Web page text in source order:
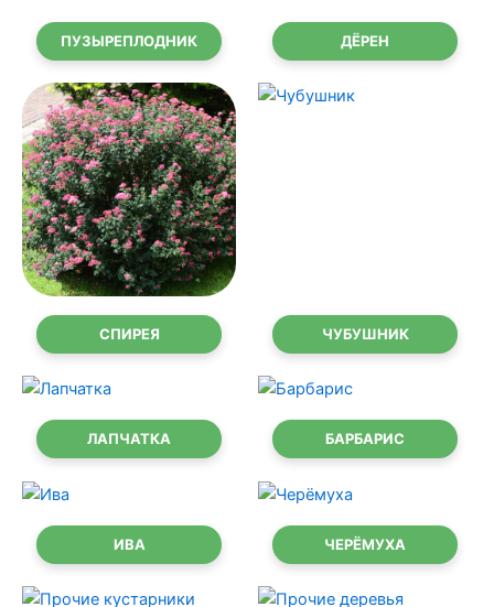
ПУЗЫРЕПЛОДНИК ДЁРЕН
СПИРЕЯ ЧУБУШНИК
ЛАПЧАТКА БАРБАРИС
ИВА ЧЕРЁМУХА